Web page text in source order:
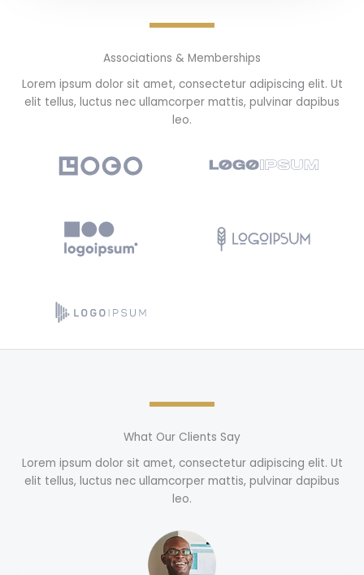
Associations & Memberships
Lorem ipsum dolor sit amet, consectetur adipiscing elit. Ut
elit tellus, luctus nec ullamcorper mattis, pulvinar dapibus
leo.
What Our Clients Say
Lorem ipsum dolor sit amet, consectetur adipiscing elit. Ut
elit tellus, luctus nec ullamcorper mattis, pulvinar dapibus
leo.